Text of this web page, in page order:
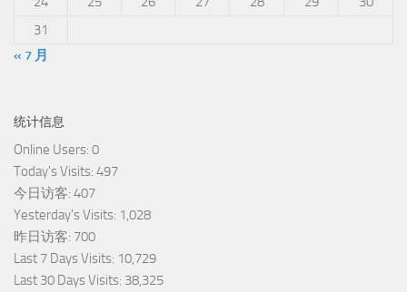
31
« 7 月
统计信息
Online Users: 0
Today's Visits: 497
今日访客: 407
Yesterday's Visits: 1,028
昨日访客: 700
Last 7 Days Visits: 10,729
Last 30 Days Visits: 38,325